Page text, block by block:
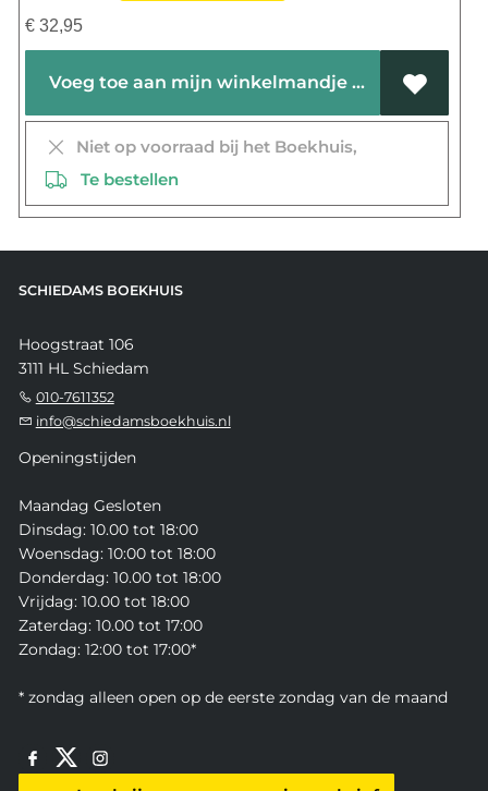
€32,95
Voeg toe aan mijn winkelmandje
Niet op voorraad bij het Boekhuis,
Te bestellen
SCHIEDAMS BOEKHUIS
Hoogstraat 106
3111 HL Schiedam
010-7611352
info@schiedamsboekhuis.nl
Openingstijden
Maandag Gesloten
Dinsdag: 10.00 tot 18:00
Woensdag: 10:00 tot 18:00
Donderdag: 10.00 tot 18:00
Vrijdag: 10.00 tot 18:00
Zaterdag: 10.00 tot 17:00
Zondag: 12:00 tot 17:00*
* zondag alleen open op de eerste zondag van de maand